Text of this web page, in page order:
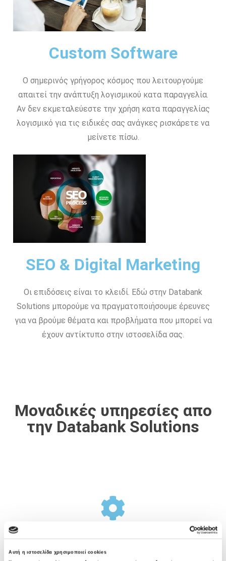
Αυτή η ιστοσελίδα χρησιμοποιεί cookies
Custom Software
Ο σημερινός γρήγορος κόσμος που λειτουργούμε
απαιτεί την ανάπτυξη λογισμικού κατα παραγγελία.
Αν δεν εκμεταλεύεστε την χρήση κατα παραγγελίας
λογισμικό για τις ειδικές σας ανάγκες ρισκάρετε να
μείνετε πίσω.
SEO & Digital Marketing
Οι επιδόσεις είναι το κλειδί. Εδώ στην Databank
Solutions μπορούμε να πραγματοποιήσουμε έρευνες
για να βρούμε θέματα και προβλήματα που μπορεί να
έχουν αντίκτυπο στην ιστοσελίδα σας.
Μοναδικές υπηρεσίες απο
την Databank Solutions
Σχεδιασμός Υποδομής
Η Databank Solutions προσφέρει μια ολοκληρωμένη